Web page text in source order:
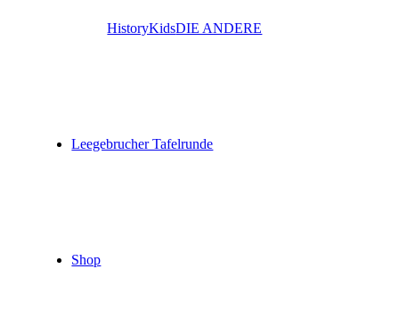
HistoryKidsDIE ANDERE
Leegebrucher Tafelrunde
Shop